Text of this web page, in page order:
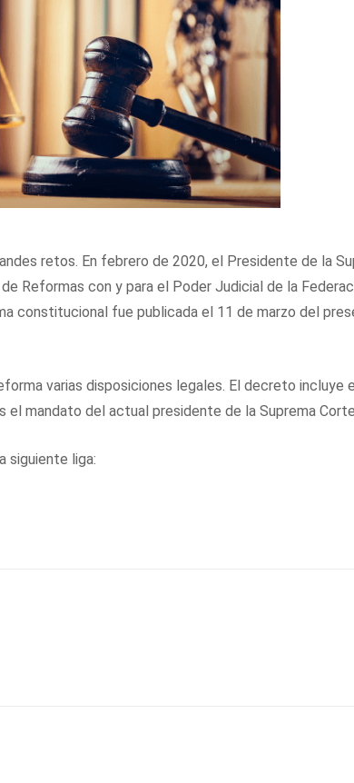
retos. En febrero de 2020, el Presidente de la
Reformas con y para el Poder Judicial de la
constitucional fue publicada el 11 de marzo del
varias disposiciones legales. El decreto incluye
mandato del actual presidente de la Suprema
siguiente liga: